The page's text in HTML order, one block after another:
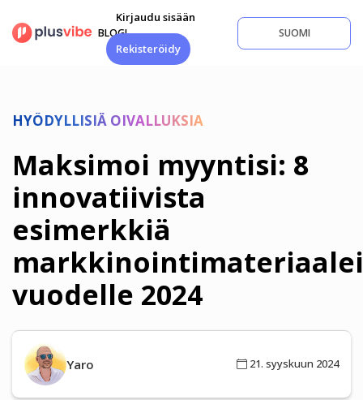
sisältöön
BLOGI
Kirjaudu sisään
Rekisteröidy
SUOMI
HYÖDYLLISIÄ OIVALLUKSIA
Maksimoi myyntisi: 8
innovatiivista
esimerkkiä
vuodelle 2024
Yaro 21. syyskuun 2024